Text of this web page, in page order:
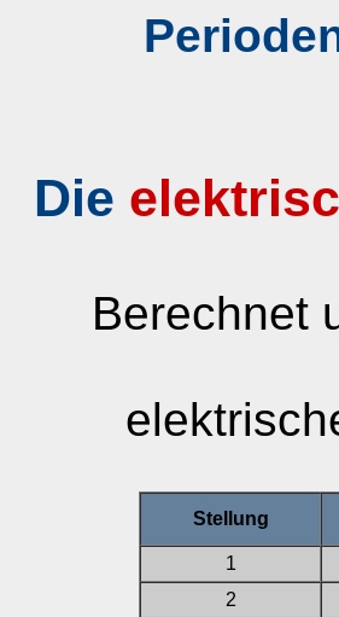
Die
Berechnet
Stellung
1
2